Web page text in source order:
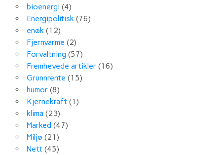
bioenergi (4)
Energipolitisk (76)
enøk (12)
Fjernvarme (2)
Forvaltning (57)
Fremhevede artikler (16)
Grunnrente (15)
humor (8)
Kjernekraft (1)
klima (23)
Marked (47)
Miljø (21)
Nett (45)